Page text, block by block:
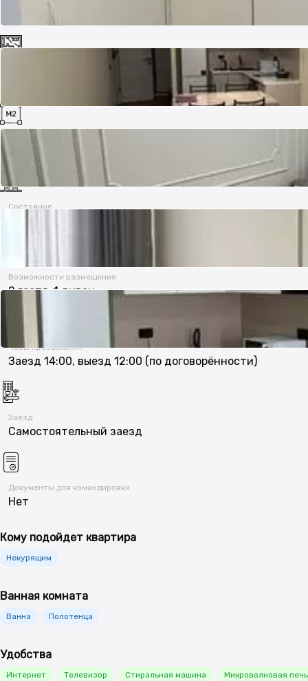
35 м²
Состояние
Возможности размещения
2 гостя, 1 диван
Часы пребывания
Заезд 14:00, выезд 12:00 (по договорённости)
Заезд
Самостоятельный заезд
Документы для командировки
Нет
Кому подойдет квартира
Некурящим
Ванная комната
Ванна Полотенца
Удобства
Интернет Телевизор Стиральная машина Микроволновая печь